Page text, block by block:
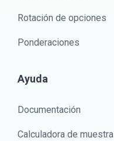
Rotación de opciones
Ponderaciones
Ayuda
Documentación
Calculadora de muestra